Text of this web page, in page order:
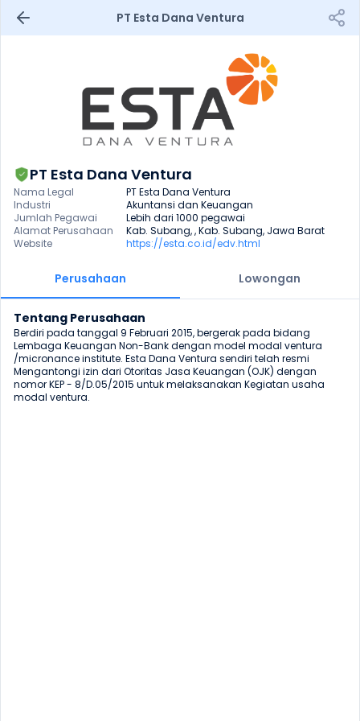
PT Esta Dana Ventura
PT Esta Dana Ventura
Nama Legal
PT Esta Dana Ventura
Industri
Akuntansi dan Keuangan
Jumlah Pegawai
Lebih dari 1000 pegawai
Alamat Perusahaan
Kab. Subang, , Kab. Subang, Jawa Barat
Website
https://esta.co.id/edv.html
Perusahaan Lowongan
Tentang Perusahaan
Berdiri pada tanggal 9 Februari 2015, bergerak pada bidang
Lembaga Keuangan Non-Bank dengan model modal ventura
/micronance institute. Esta Dana Ventura sendiri telah resmi
Mengantongi izin dari Otoritas Jasa Keuangan (OJK) dengan
nomor KEP - 8/D.05/2015 untuk melaksanakan Kegiatan usaha
modal ventura.